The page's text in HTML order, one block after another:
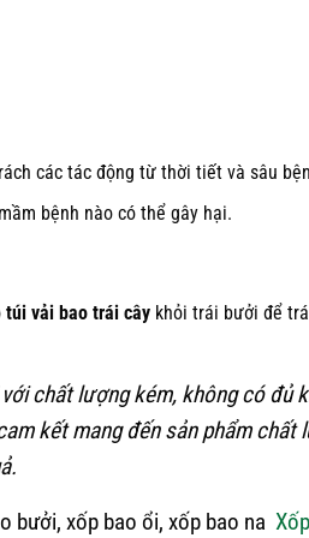
các tác động từ thời tiết và sâu
bệnh nào có thể gây hại.
túi vải bao trái cây khỏi trái bưởi để
chất lượng kém, không có đủ
kết mang đến sản phẩm chất
bưởi, xốp bao ổi, xốp bao na